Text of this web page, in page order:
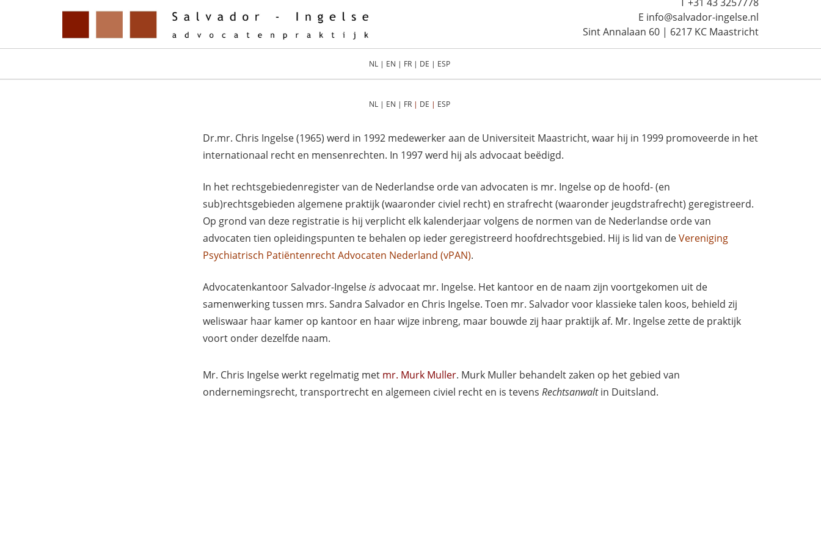
E info@salvador-ingelse.nl
Sint Annalaan 60 | 6217 KC Maastricht
NL | EN | FR | DE | ESP
NL | EN | FR | DE | ESP
Dr.mr. Chris Ingelse (1965) werd in 1992 medewerker aan de Universiteit Maastricht, waar hij in 1999 promoveerde in het
internationaal recht en mensenrechten. In 1997 werd hij als advocaat beëdigd.
In het rechtsgebiedenregister van de Nederlandse orde van advocaten is mr. Ingelse op de hoofd- (en
sub)rechtsgebieden algemene praktijk (waaronder civiel recht) en strafrecht (waaronder jeugdstrafrecht) geregistreerd.
Op grond van deze registratie is hij verplicht elk kalenderjaar volgens de normen van de Nederlandse orde van
advocaten tien opleidingspunten te behalen op ieder geregistreerd hoofdrechtsgebied. Hij is lid van deVereniging
Psychiatrisch Patiëntenrecht Advocaten Nederland (vPAN).
Advocatenkantoor Salvador-Ingelseisadvocaat mr. Ingelse. Het kantoor en de naam zijn voortgekomen uit de
samenwerking tussen mrs. Sandra Salvador en Chris Ingelse. Toen mr. Salvador voor klassieke talen koos, behield zij
weliswaar haar kamer op kantoor en haar wijze inbreng, maar bouwde zij haar praktijk af. Mr. Ingelse zette de praktijk
voort onder dezelfde naam.
Mr. Chris Ingelse werkt regelmatig met mr. Murk Muller. Murk Muller behandelt zaken op het gebied van
ondernemingsrecht, transportrecht en algemeen civiel recht en is tevens Rechtsanwaltin Duitsland.